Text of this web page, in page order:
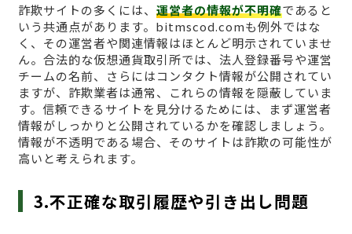
詐欺サイトの多くには、 運営者の情報が不明確であると
いう共通点があります。bitmscod.comも例外ではな
く、その運営者や関連情報はほとんど明示されていませ
ん。合法的な仮想通貨取引所では、法人登録番号や運営
チームの名前、さらにはコンタクト情報が公開されてい
ますが、詐欺業者は通常、これらの情報を隠蔽していま
す。信頼できるサイトを見分けるためには、まず運営者
情報がしっかりと公開されているかを確認しましょう。
情報が不透明である場合、そのサイトは詐欺の可能性が
高いと考えられます。
3.不正確な取引履歴や引き出し問題